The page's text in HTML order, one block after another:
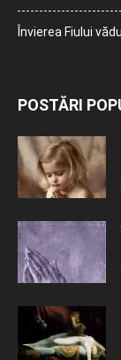
Învierea Fiului
POSTĂRI